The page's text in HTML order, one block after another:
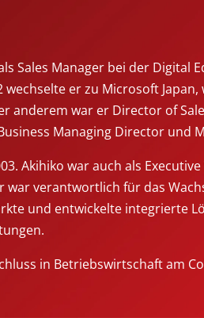
Sales Manager bei der Digital
wechselte er zu Microsoft
anderem war er Director of
Managing Director und
Akihiko war auch als
war verantwortlich für das
und entwickelte integrierte
in Betriebswirtschaft am